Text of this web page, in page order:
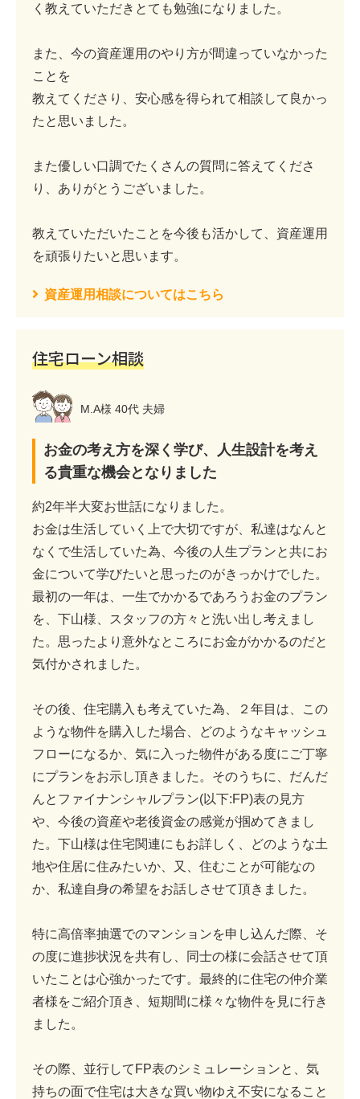
く教えていただきとても勉強になりました。
また、今の資産運用のやり方が間違っていなかった
ことを
教えてくださり、安心感を得られて相談して良かっ
たと思いました。
また優しい口調でたくさんの質問に答えてくださ
り、ありがとうございました。
教えていただいたことを今後も活かして、資産運用
を頑張りたいと思います。
資産運用相談についてはこちら
住宅ローン相談
M.A様 40代 夫婦
お金の考え方を深く学び、人生設計を考え
る貴重な機会となりました
約2年半大変お世話になりました。
お金は生活していく上で大切ですが、私達はなんと
なくで生活していた為、今後の人生プランと共にお
金について学びたいと思ったのがきっかけでした。
最初の一年は、一生でかかるであろうお金のプラン
を、下山様、スタッフの方々と洗い出し考えまし
た。思ったより意外なところにお金がかかるのだと
気付かされました。
その後、住宅購入も考えていた為、２年目は、この
ような物件を購入した場合、どのようなキャッシュ
フローになるか、気に入った物件がある度にご丁寧
にプランをお示し頂きました。そのうちに、だんだ
んとファイナンシャルプラン(以下:FP)表の見方
や、今後の資産や老後資金の感覚が掴めてきまし
た。下山様は住宅関連にもお詳しく、どのような土
地や住居に住みたいか、又、住むことが可能なの
か、私達自身の希望をお話しさせて頂きました。
特に高倍率抽選でのマンションを申し込んだ際、そ
の度に進捗状況を共有し、同士の様に会話させて頂
いたことは心強かったです。最終的に住宅の仲介業
者様をご紹介頂き、短期間に様々な物件を見に行き
ました。
その際、並行してFP表のシミュレーションと、気
持ちの面で住宅は大きな買い物ゆえ不安になること